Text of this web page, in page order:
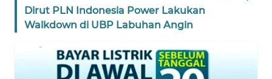
Dirut PLN Indonesia Power Lakukan
Walkdown di UBP Labuhan Angin
BANTEN